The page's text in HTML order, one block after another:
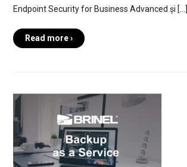
Endpoint Security for Business Advanced și […]
Read more ›